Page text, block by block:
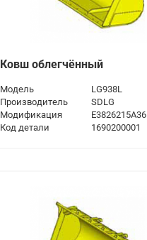
Ковш облегчённый
Модель
LG938L
Производитель
SDLG
Модификация
E3826215A36
Код детали
1690200001